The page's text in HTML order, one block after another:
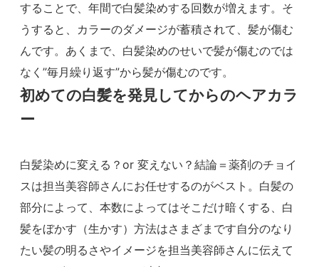
することで、年間で白髪染めする回数が増えます。そ
うすると、カラーのダメージが蓄積されて、髪が傷む
んです。あくまで、白髪染めのせいで髪が傷むのでは
なく”毎月繰り返す”から髪が傷むのです。
初めての白髪を発見してからのヘアカラ
ー
白髪染めに変える？or 変えない？結論＝薬剤のチョイ
スは担当美容師さんにお任せするのがベスト。白髪の
部分によって、本数によってはそこだけ暗くする、白
髪をぼかす（生かす）方法はさまざまです自分のなり
たい髪の明るさやイメージを担当美容師さんに伝えて